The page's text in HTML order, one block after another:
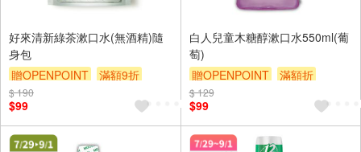
好來清新綠茶漱口水(無酒精)隨
身包
贈OPENPOINT
滿額9折
贈$200
$ 190
$99
白人兒童木糖醇漱口水550ml(葡
萄)
贈OPENPOINT
滿額折
贈$200
$ 129
$99